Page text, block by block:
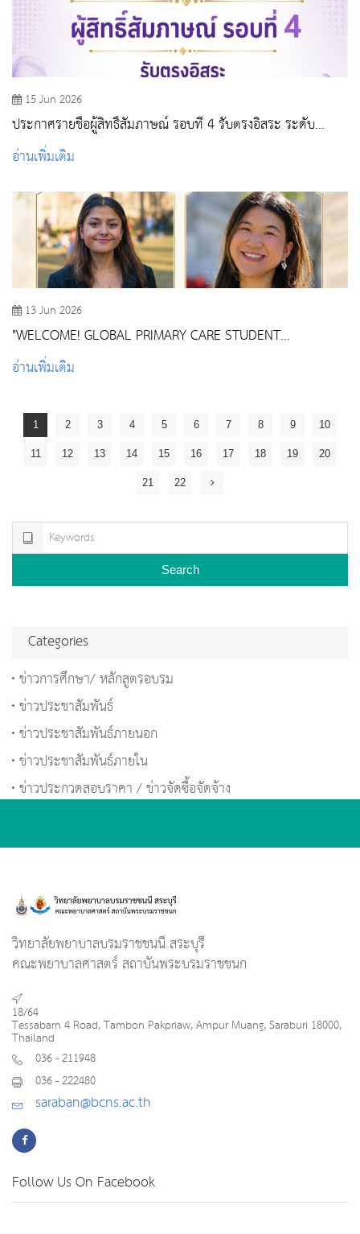
15 Jun 2026
ประกาศรายชื่อผู้สิทธิ์สัมภาษณ์ รอบที่ 4 รับตรงอิสระ ระดับ
ปริญญาตรีและต่ำกว่าปริญญาตรี ปีการศึกษา 2569
อ่านเพิ่มเติม
13 Jun 2026
"WELCOME! GLOBAL PRIMARY CARE STUDENT
SCHOLARS" FROM HARVARD MEDICAL SCHOOL
อ่านเพิ่มเติม
1 2 3 4 5 6 7 8 9 10
11 12 13 14 15 16 17 18 19 20
21 22
Search
Categories
ข่าวการศึกษา/ หลักสูตรอบรม
ข่าวประชาสัมพันธ์
ข่าวประชาสัมพันธ์ภายนอก
ข่าวประชาสัมพันธ์ภายใน
ข่าวประกวดสอบราคา / ข่าวจัดซื้อจัดจ้าง
วิทยาลัยพยาบาลบรมราชชนนี สระบุรี
คณะพยาบาลศาสตร์ สถาบันพระบรมราชชนก
18/64
Tessabarn 4 Road, Tambon Pakpriaw, Ampur Muang, Saraburi 18000,
Thailand
036 - 211948
036 - 222480
saraban@bcns.ac.th
Follow Us On Facebook